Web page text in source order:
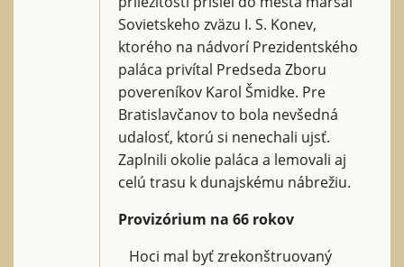
Sovietskeho zväzu I. S. Konev,
ktorého na nádvorí Prezidentského
paláca privítal Predseda Zboru
povereníkov Karol Šmidke. Pre
Bratislavčanov to bola nevšedná
udalosť, ktorú si nenechali ujsť.
Zaplnili okolie paláca a lemovali aj
celú trasu k dunajskému nábrežiu.
Provizórium na 66 rokov
Hoci mal byť zrekonštruovaný